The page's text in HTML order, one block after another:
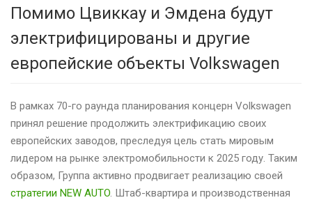
Помимо Цвиккау и Эмдена будут
электрифицированы и другие
европейские объекты Volkswagen
В рамках 70-го раунда планирования концерн Volkswagen
принял решение продолжить электрификацию своих
европейских заводов, преследуя цель стать мировым
лидером на рынке электромобильности к 2025 году. Таким
образом, Группа активно продвигает реализацию своей
стратегии NEW AUTO. Штаб-квартира и производственная